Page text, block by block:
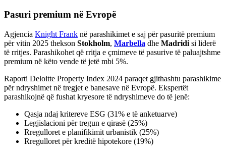
Pasuri premium në Evropë
Agjencia Knight Frank në parashikimet e saj për pasuritë premium
për vitin 2025 thekson Stokholm, Marbella dhe Madridi si liderë
të rritjes. Parashikohet që rritja e çmimeve të pasurive të paluajtshme
premium në këto vende të jetë mbi 5%.
Raporti Deloitte Property Index 2024 paraqet gjithashtu parashikime
për ndryshimet në tregjet e banesave në Evropë. Ekspertët
parashikojnë që fushat kryesore të ndryshimeve do të jenë:
Qasja ndaj kritereve ESG (31% e të anketuarve)
Legjislacioni për tregun e qirasë (25%)
Rregulloret e planifikimit urbanistik (25%)
Rregulloret për kreditë hipotekore (19%)